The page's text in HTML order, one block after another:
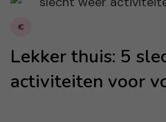
€
Lekker thuis: 5
activiteiten voor